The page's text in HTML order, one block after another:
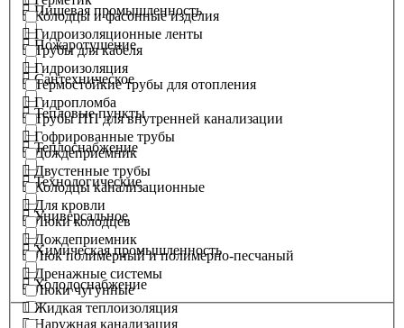
Колодцы и фасонные изделия
Трубы для кабеля
Термостойкие трубы для отопления
Трубы ПП для внутренней канализации
Дождеприемник
Колодцы канализационные
Люки колодцев
Люк полимерный и полимерно-песчаный
Люки чугунные
Наружная канализация
Пищевая промышленность
Пожаротушение
Сантехническое
Тепловые пункты
Теплоснабжение
Технологические
Универсальное
Химическая промышленность
Холодоснабжение
Гидроизоляционные ленты
Гидроизоляция
Гидропломба
Гофрированные трубы
Двустенные трубы
Для кровли
Дождеприемник
Дренажные системы
Жидкая теплоизоляция